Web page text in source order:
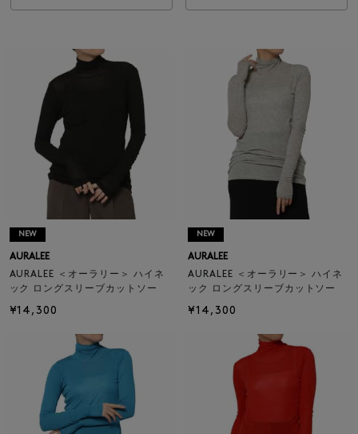
NEW
AURALEE
AURALEE ＜オーラリー＞ ハイネ
ック ロングスリーブカットソー
¥14,300
NEW
AURALEE
AURALEE ＜オーラリー＞ ハイネ
ック ロングスリーブカットソー
¥14,300